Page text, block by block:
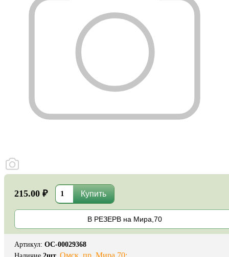
215.00 ₽
В РЕЗЕРВ на Мира,70
Артикул: ОС-00029368
Омск, пр. Мира 70: